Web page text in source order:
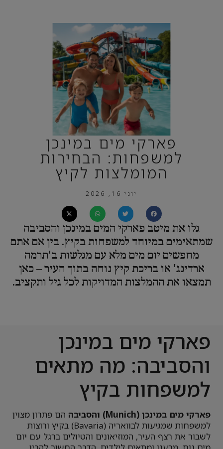
פארקי מים במינכן
למשפחות: הבחירות
המומלצות לקיץ
יוני 16, 2026
גלו את מיטב פארקי המים במינכן והסביבה
שמתאימים במיוחד למשפחות בקיץ. בין אם אתם
מחפשים יום מים מלא עם מגלשות ב'תרמה
ארדינג' או בריכת קיץ נוחה בתוך העיר – כאן
תמצאו את ההמלצות המדויקות לכל גיל ותקציב.
פארקי מים במינכן
והסביבה: מה מתאים
למשפחות בקיץ
פארקי מים במינכן (Munich) והסביבה
הם פתרון מצוין
למשפחות שמגיעות לבוואריה (Bavaria) בקיץ ורוצות
לשבור את רצף העיר, המוזיאונים והטיולים ברגל עם יום